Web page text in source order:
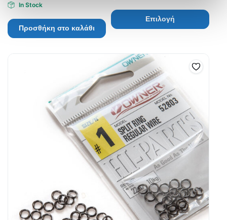
In Stock
Προσθήκη στο καλάθι
Επιλογή